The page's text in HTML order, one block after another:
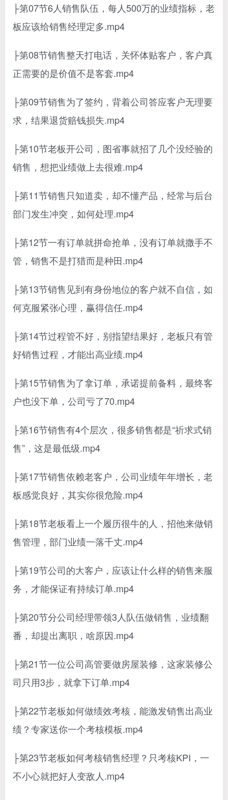
├第07节6人销售队伍，每人500万的业绩指标，老
板应该给销售经理定多.mp4
├第08节销售整天打电话，关怀体贴客户，客户真
正需要的是价值不是客套.mp4
├第09节销售为了签约，背着公司答应客户无理要
求，结果退货赔钱损失.mp4
├第10节老板开公司，图省事就招了几个没经验的
销售，想把业绩做上去很难.mp4
├第11节销售只知道卖，却不懂产品，经常与后台
部门发生冲突，如何处理.mp4
├第12节一有订单就拼命抢单，没有订单就撒手不
管，销售不是打猎而是种田.mp4
├第13节销售见到有身份地位的客户就不自信，如
何克服紧张心理，赢得信任.mp4
├第14节过程管不好，别指望结果好，老板只有管
好销售过程，才能出高业绩.mp4
├第15节销售为了拿订单，承诺提前备料，最终客
户也没下单，公司亏了70.mp4
├第16节销售有4个层次，很多销售都是“祈求式销
售”，这是最低级.mp4
├第17节销售依赖老客户，公司业绩年年增长，老
板感觉良好，其实你很危险.mp4
├第18节老板看上一个履历很牛的人，招他来做销
售管理，部门业绩一落千丈.mp4
├第19节公司的大客户，应该让什么样的销售来服
务，才能保证有持续订单.mp4
├第20节分公司经理带领3人队伍做销售，业绩翻
番，却提出离职，啥原因.mp4
├第21节一位公司高管要做房屋装修，这家装修公
司只用3步，就拿下订单.mp4
├第22节老板如何做绩效考核，能激发销售出高业
绩？专家送你一个考核模板.mp4
├第23节老板如何考核销售经理？只考核KPI，一
不小心就把好人变敌人.mp4